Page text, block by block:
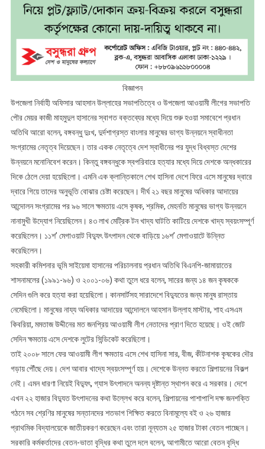
বিজ্ঞাপন
উপজেলা নির্বাহী অফিসার আহসান উল্লাহের সভাপতিত্বে ও উপজেলা আওয়ামী লীগের সভাপতি
পৌর মেয়র কাজী মাহমুদুল হাসানের স্বাগত বক্তব্যের মধ্যে দিয়ে শুরু হওয়া সমাবেশে প্রধান
অতিথি আরো বলেন, বঙ্গবন্ধু দুঃখ, দুর্দশাগ্রস্ত বাংলার মানুষের ভাগ্য উন্নয়নে স্বাধীনতা
সংগ্রামের নেতৃত্ব দিয়েছেন। তার একক নেতৃত্বে দেশ স্বাধীনের পর যুদ্ধ বিধ্বস্ত দেশের
উন্নয়নে মনোনিবেশ করেন। কিন্তু বঙ্গবন্ধুকে স্বপরিবারে হত্যার মধ্যে দিয়ে দেশকে অন্ধকারের
দিকে ঠেলে দেয়া হয়েছিলো। এমনি এক ক্লান্তিকালে শেখ হাসিনা দেশে ফিরে এসে মানুষের দ্বারে
দ্বারে গিয়ে তাদের অনুভূতি বোঝার চেষ্টা করেছেন। দীর্ঘ ২১ বছর মানুষের অধিকার আদায়ের
আন্দোলন সংগ্রামের পর ৯৬ সালে ক্ষমতায় এসে কৃষক, শ্রমিক, মেহনতি মানুষের ভাগ্য উন্নয়নে
নানামুখী উদ্যোগ নিয়েছিলেন। ৪৩ লাখ মেট্রিক টন খাদ্য ঘাটতি কাটিয়ে দেশকে খাদ্য স্বয়ংসম্পূর্ণ
করেছিলেন। ১১শ’ মেগাওয়াট বিদ্যুৎ উৎপাদন থেকে বাড়িয়ে ১৬শ’ মেগাওয়াটে উন্নিত
করেছিলেন।
সহকারী কমিশনার ভূমি সাইয়েমা হাসানের পরিচালনায় প্রধান অতিথি বিএনপি-জামায়াতের
শাসনামলের (১৯৯১-৯৬) ও ২০০১-০৬) কথা তুলে ধরে বলেন, সারের জন্য ১৪ জন কৃষককে
সেদিন গুলি করে হত্যা করা হয়েছিলো। কানসার্টসহ সারাদেশে বিদ্যুতের জন্য মানুষ রাস্তায়
নেমেছিলো। মানুষের নায্য অধিকার আদায়ের আন্দোলনে আহসান উল্লাহ মাস্টার, শাহ এসএম
কিবরিয়া, মমতাজ উদ্দীনের মত জনপ্রিয় আওয়ামী লীগ নেতাদের প্রাণ দিতে হয়েছে। ওই জোট
সেদিন ক্ষমতায় এসে দেশকে লুটের সিন্ডিকেট করেছিলো।
তাই ২০০৮ সালে ফের আওয়ামী লীগ ক্ষমতায় এসে শেখ হাসিনা সার, বীজ, কীটনাশক কৃষকের দৌর
গড়ায় পৌঁছে দেয়। দেশ আবার খাদ্যে স্বয়ংসম্পূর্ণ হয়। দেশেকে উন্নত করতে শিল্পায়নের বিকল্প
নেই। এমন ধারণা নিয়েই বিদ্যুৎ, গ্যাস উৎপাদনে অনন্য দৃষ্টান্ত স্থাপন করে এ সরকার। দেশে
এখন ২২ হাজার বিদ্যুত উৎপাদনের কথা উল্লেখ করে বলেন, শিল্পায়নের পাশাপাশি দক্ষ জনশক্তি
গঠনে সব শ্রেণির মানুষের সন্তানদের শতভাগ শিক্ষিত করতে বিনামূল্যে বই ও ২৬ হাজার
প্রাথমিক বিদ্যালয়েকে জাতীয়করণ করেছেন এবং তারা নূন্যতম ২৫ হাজার টাকা বেতন পাচ্ছেন।
সরকারি কর্মকর্তাদের বেতন-ভাতা বৃদ্ধির কথা তুলে দলে বলেন, আগামীতে আরো বেতন বৃদ্ধি